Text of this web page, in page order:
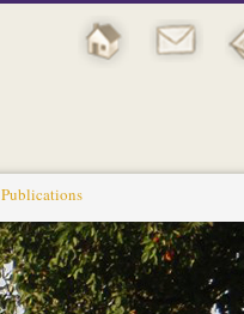
Publications